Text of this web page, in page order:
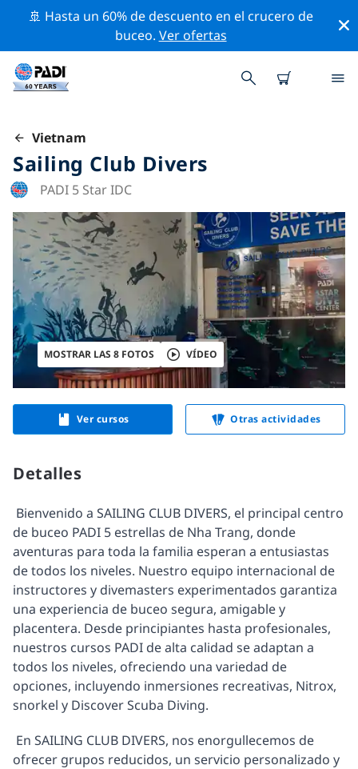
🚢 Hasta un 60% de descuento en el crucero de
buceo. Ver ofertas
Vietnam
Sailing Club Divers
PADI 5 Star IDC
MOSTRAR LAS 8 FOTOS VÍDEO
Ver cursos Otras actividades
Detalles
de buceo PADI 5 estrellas de Nha Trang, donde
aventuras para toda la familia esperan a entusiastas
de todos los niveles. Nuestro equipo internacional de
instructores y divemasters experimentados garantiza
una experiencia de buceo segura, amigable y
placentera. Desde principiantes hasta profesionales,
nuestros cursos PADI de alta calidad se adaptan a
todos los niveles, ofreciendo una variedad de
opciones, incluyendo inmersiones recreativas, Nitrox,
snorkel y Discover Scuba Diving.
ofrecer grupos reducidos, un servicio personalizado y